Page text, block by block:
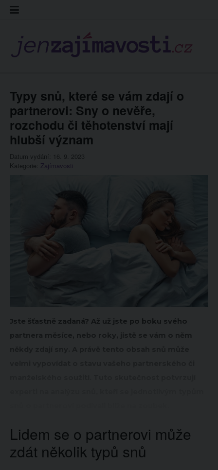
Skip
Typy snů, které se vám zdají o
partnerovi: Sny o nevěře,
rozchodu či těhotenství mají
hlubší význam
Datum vydání: 16. 9. 2023
Kategorie: Zajímavosti
Jste šťastně zadaná? Až už jste po boku svého
Lidem se o partnerovi může
zdát několik typů snů